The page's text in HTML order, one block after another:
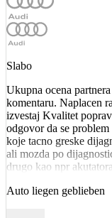
Slabo
Ukupna ocena
komentaru. Naplacen
izvestaj Kvalitet
odgovor da se
koje tacno greske
ali mozda po
drugo kao npr
Auto liegen geblieben